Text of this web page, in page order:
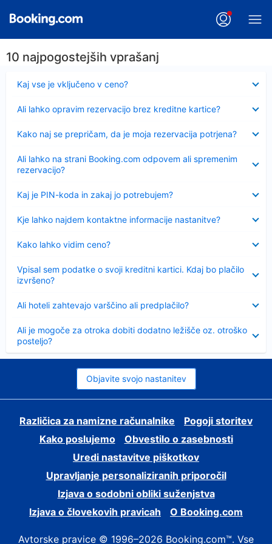
10 najpogostejših vprašanj
Kaj vse je vključeno v ceno?
Ali lahko opravim rezervacijo brez kreditne kartice?
Kako naj se prepričam, da je moja rezervacija potrjena?
Ali lahko na strani Booking.com odpovem ali spremenim
rezervacijo?
Kaj je PIN-koda in zakaj jo potrebujem?
Kje lahko najdem kontaktne informacije nastanitve?
Kako lahko vidim ceno?
Vpisal sem podatke o svoji kreditni kartici. Kdaj bo plačilo
izvršeno?
Ali hoteli zahtevajo varščino ali predplačilo?
Ali je mogoče za otroka dobiti dodatno ležišče oz. otroško
posteljo?
Objavite svojo nastanitev
Različica za namizne računalnike
Pogoji storitev
Kako poslujemo
Obvestilo o zasebnosti
Uredi nastavitve piškotkov
Upravljanje personaliziranih priporočil
Izjava o sodobni obliki suženjstva
Izjava o človekovih pravicah
O Booking.com
Avtorske pravice © 1996–2026 Booking.com™. Vse